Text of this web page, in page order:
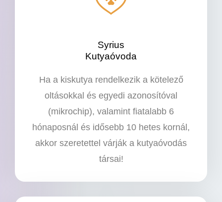
Syrius
Kutyaóvoda
Ha a kiskutya rendelkezik a kötelező
oltásokkal és egyedi azonosítóval
(mikrochip), valamint fiatalabb 6
hónaposnál és idősebb 10 hetes kornál,
akkor szeretettel várják a kutyaóvodás
társai!